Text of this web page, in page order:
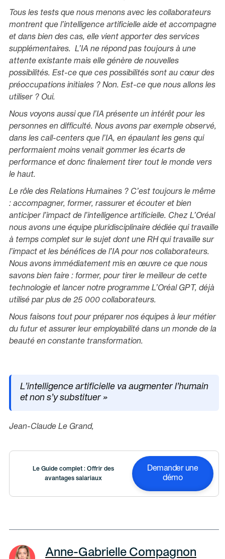
Tous les tests que nous menons avec les collaborateurs
montrent que l’intelligence artificielle aide et accompagne
et dans bien des cas, elle vient apporter des services
supplémentaires. L’IA ne répond pas toujours à une
attente existante mais elle génère de nouvelles
possibilités. Est-ce que ces possibilités sont au cœur des
préoccupations initiales ? Non. Est-ce que nous allons les
utiliser ? Oui.
Nous voyons aussi que l’IA présente un intérêt pour les
personnes en difficulté. Nous avons par exemple observé,
dans les call-centers que l’IA, en épaulant les gens qui
performaient moins venait gommer les écarts de
performance et donc finalement tirer tout le monde vers
le haut.
Le rôle des Relations Humaines ? C’est toujours le même
: accompagner, former, rassurer et écouter et bien
anticiper l’impact de l’intelligence artificielle. Chez L’Oréal
nous avons une équipe pluridisciplinaire dédiée qui travaille
à temps complet sur le sujet dont une RH qui travaille sur
l’impact et les bénéfices de l’IA pour nos collaborateurs.
Nous avons immédiatement mis en œuvre ce que nous
savons bien faire : former, pour tirer le meilleur de cette
technologie et lancer notre programme L’Oréal GPT, déjà
utilisé par plus de 25 000 collaborateurs.
Nous faisons tout pour préparer nos équipes à leur métier
du futur et assurer leur employabilité dans un monde de la
beauté en constante transformation.
L’intelligence artificielle va augmenter l’humain
et non s’y substituer »
Jean-Claude Le Grand,
Le Guide complet : Offrir des
avantages salariaux
Demander une
démo
Anne-Gabrielle Compagnon